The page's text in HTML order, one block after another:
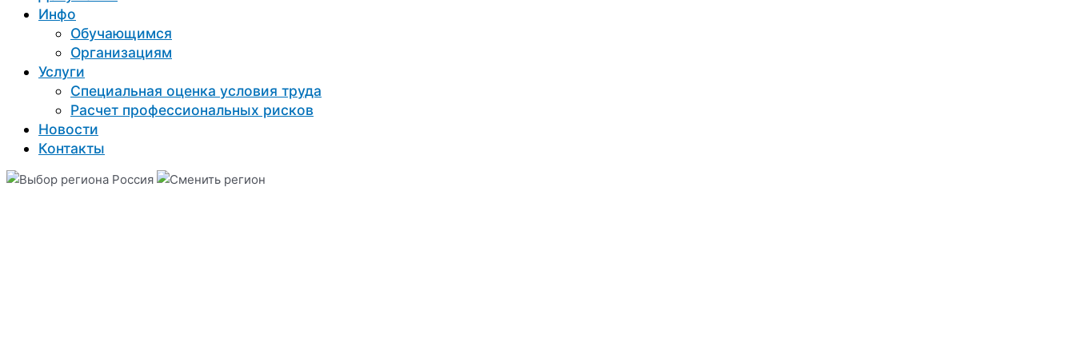
Инфо
Обучающимся
Организациям
Услуги
Специальная оценка условия труда
Расчет профессиональных рисков
Новости
Контакты
Россия